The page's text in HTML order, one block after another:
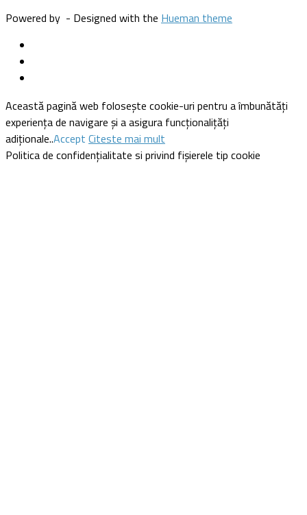
Powered by - Designed with the Hueman theme
Această pagină web folosește cookie-uri pentru a îmbunătăți
experiența de navigare și a asigura funcționalițăți
adiționale..Accept Citeste mai mult
Politica de confidențialitate si privind fișierele tip cookie